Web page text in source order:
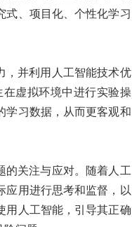
式、项目化、个性化学习
，并利用人工智能技术优
虚拟环境中进行实验操
学习数据，从而更客观和
的关注与应对。随着人工
应用进行思考和监督，以
用人工智能，引导其正确